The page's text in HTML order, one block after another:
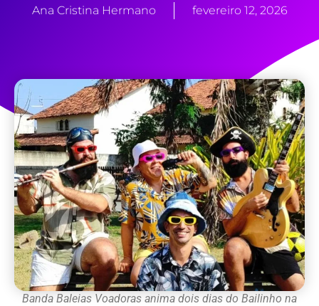
Ana Cristina Hermano fevereiro 12, 2026
Banda Baleias Voadoras anima dois dias do Bailinho na